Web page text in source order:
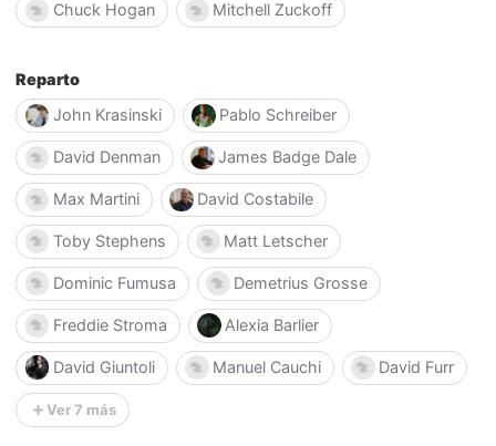
Chuck Hogan
Mitchell Zuckoff
Reparto
John Krasinski
Pablo Schreiber
David Denman James Badge Dale
Max Martini David Costabile
Toby Stephens Matt Letscher
Dominic Fumusa Demetrius Grosse
Freddie Stroma Alexia Barlier
David Giuntoli Manuel Cauchi David Furr
Ver 7 más